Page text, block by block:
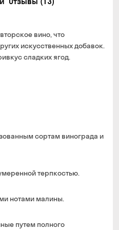
вино, что
искусственных добавок.
сладких ягод.
сортам винограда и
терпкостью.
нотами малины.
путем полного